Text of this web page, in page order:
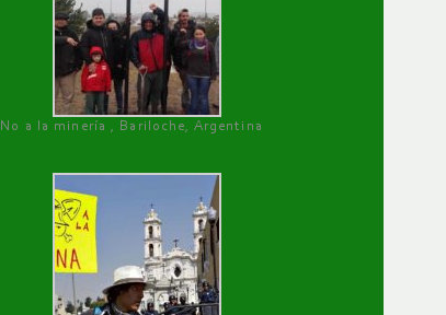
No a la minería , Bariloche, Argentina